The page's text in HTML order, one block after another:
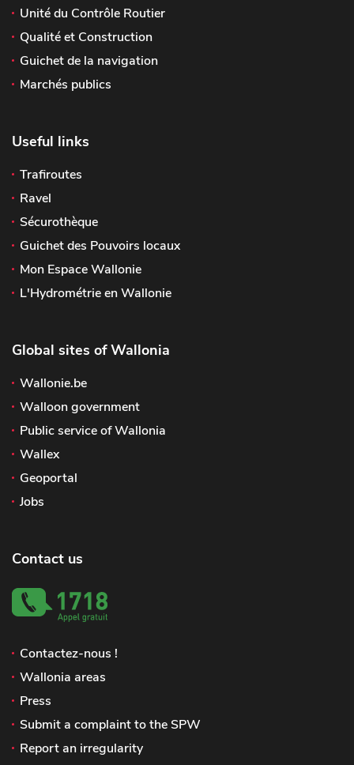
Unité du Contrôle Routier
Qualité et Construction
Guichet de la navigation
Marchés publics
Useful links
Trafiroutes
Ravel
Sécurothèque
Guichet des Pouvoirs locaux
Mon Espace Wallonie
L'Hydrométrie en Wallonie
Global sites of Wallonia
Wallonie.be
Walloon government
Public service of Wallonia
Wallex
Geoportal
Jobs
Contact us
Contactez-nous !
Wallonia areas
Press
Submit a complaint to the SPW
Report an irregularity